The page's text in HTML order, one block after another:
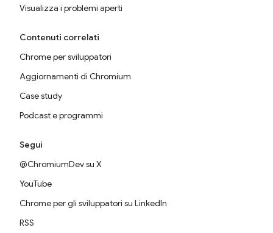
Visualizza i problemi aperti
Contenuti correlati
Chrome per sviluppatori
Aggiornamenti di Chromium
Case study
Podcast e programmi
Segui
@ChromiumDev su X
YouTube
Chrome per gli sviluppatori su LinkedIn
RSS